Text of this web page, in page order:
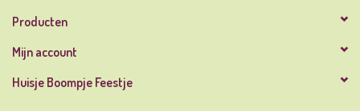
Producten
Mijn account
Huisje Boompje Feestje